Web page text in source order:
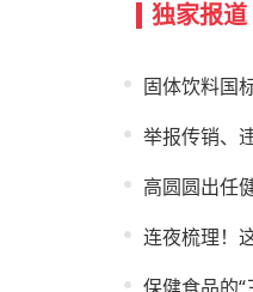
独家报道
固体饮料国
举报传销、
高圆圆出任
连夜梳理！